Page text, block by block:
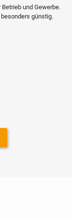
und Gewerbe.
günstig.